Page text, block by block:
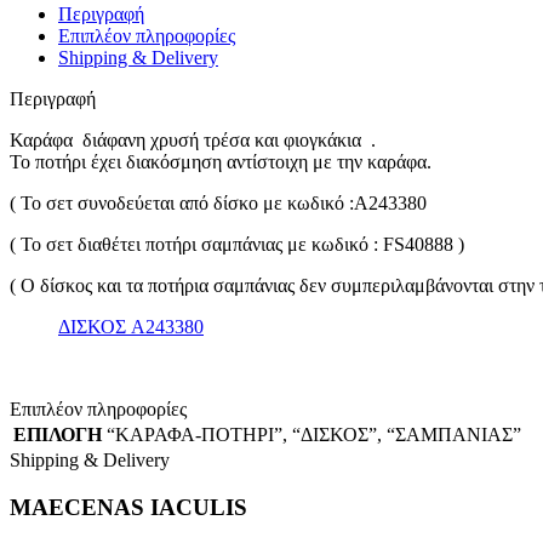
Περιγραφή
Επιπλέον πληροφορίες
Shipping & Delivery
Περιγραφή
Καράφα διάφανη χρυσή τρέσα και φιογκάκια .
Το ποτήρι έχει διακόσμηση αντίστοιχη με την καράφα.
( Το σετ συνοδεύεται από δίσκο με κωδικό :A243380
( Το σετ διαθέτει ποτήρι σαμπάνιας με κωδικό : FS40888 )
( Ο δίσκος και τα ποτήρια σαμπάνιας δεν συμπεριλαμβάνονται στην
ΔΙΣΚΟΣ A243380
Επιπλέον πληροφορίες
ΕΠΙΛΟΓΗ “ΚΑΡΑΦΑ-ΠΟΤΗΡΙ”, “ΔΙΣΚΟΣ”, “ΣΑΜΠΑΝΙΑΣ”
Shipping & Delivery
MAECENAS IACULIS